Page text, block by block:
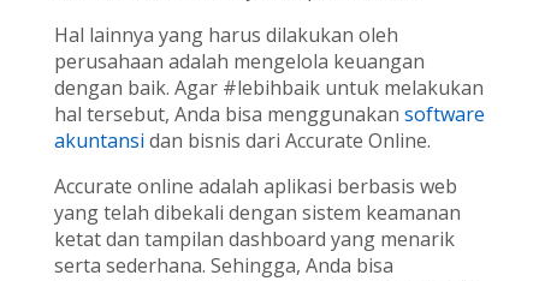
Hal lainnya yang harus dilakukan oleh
perusahaan adalah mengelola keuangan
dengan baik. Agar #lebihbaik untuk melakukan
hal tersebut, Anda bisa menggunakan software
akuntansi dan bisnis dari Accurate Online.
Accurate online adalah aplikasi berbasis web
yang telah dibekali dengan sistem keamanan
ketat dan tampilan dashboard yang menarik
serta sederhana. Sehingga, Anda bisa